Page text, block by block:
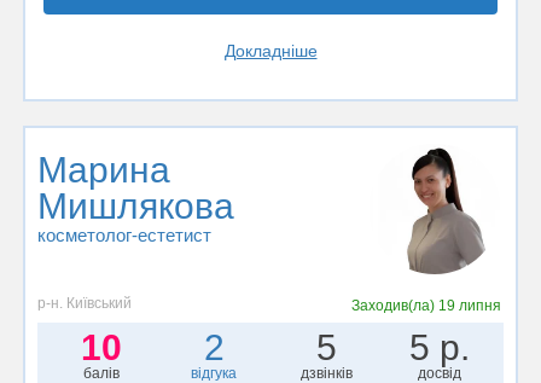
Докладніше
Марина
Мишлякова
косметолог-естетист
р-н. Київський Заходив(ла) 19 липня
10
балів
2
відгука
5
дзвінків
5 р.
досвід